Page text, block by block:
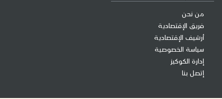
من نحن
فريق الإقتصادية
أرشيف الإقتصادية
سياسة الخصوصية
إدارة الكوكيز
إتصل بنا